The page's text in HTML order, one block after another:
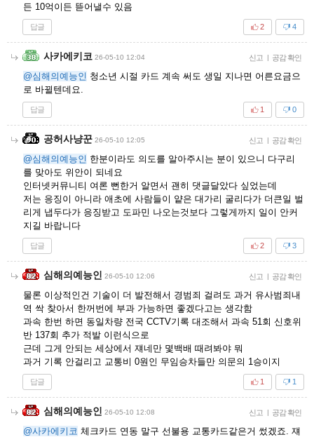
든 10억이든 뜯어낼수 있음
답글 4
2
사카에키코 26-05-10 12:04 신고 | 공감 확인
@심해의예능인 청소년 시절 카드 계속 써도 생일 지나면 어른요금으
로 바뀔텐데요.
답글 0
1
공허사냥꾼 26-05-10 12:05 신고 | 공감 확인
@심해의예능인 한분이라도 의도를 알아주시는 분이 있으니 다구리
를 맞아도 위안이 되네요
인터넷커뮤니티 여론 뻔한거 알면서 괜히 댓글달았다 싶었는데
저는 응징이 아니라 애초에 사람들이 얕은 대가리 굴리다가 더큰일 벌
리게 냅두다가 응징받고 도파민 나오는것보다 그렇게까지 일이 안커
지길 바랍니다
답글 3
2
심해의예능인 26-05-10 12:06 신고 | 공감 확인
물론 이상적인건 기술이 더 발전해서 경범죄 걸려도 과거 유사범죄내
역 싹 찾아서 한꺼번에 부과 가능하면 좋겠다고는 생각함
과속 한번 하면 동일차량 전국 CCTV기록 대조해서 과속 51회 신호위
반 137회 추가 적발 이런식으로
근데 그게 안되는 세상에서 쟤네만 몇백배 때려봐야 뭐
과거 기록 안걸리고 교통비 0원인 무임승차들만 의문의 1승이지
답글 1
1
심해의예능인 26-05-10 12:08 신고 | 공감 확인
@사카에키코 체크카드 연동 말구 선불용 교통카드같은거 썼겠죠. 쟤